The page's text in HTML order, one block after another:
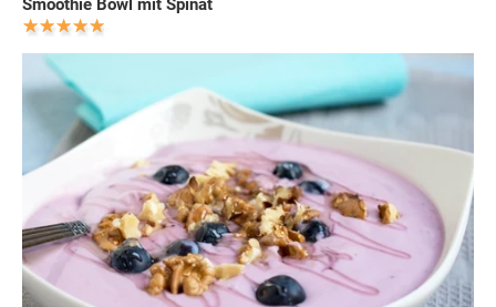
Smoothie Bowl mit Spinat